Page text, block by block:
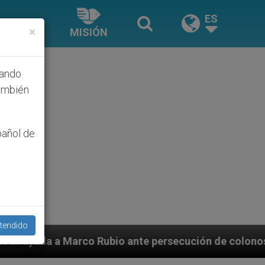
MISIÓN
ES
ante persecución de colonos judíos que afecta a
×
de